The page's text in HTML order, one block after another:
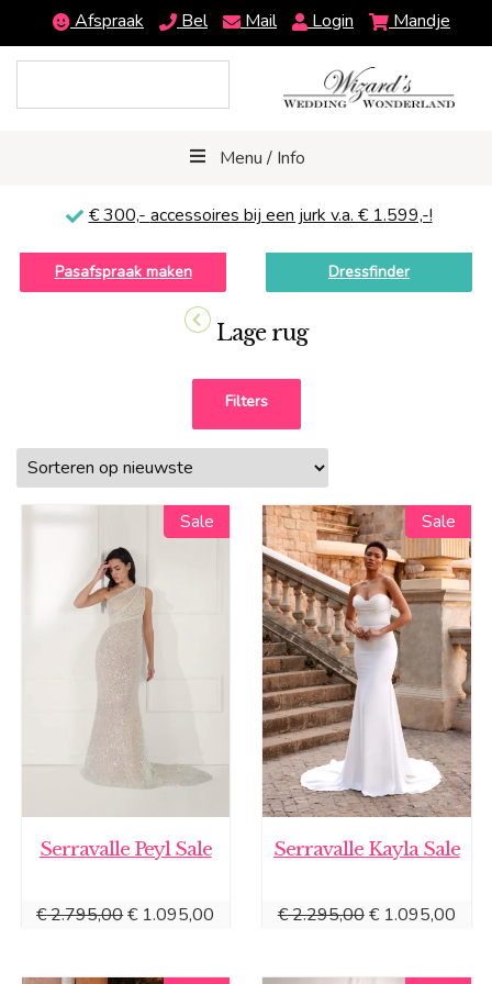
Afspraak Bel Mail Login Mandje
Menu / Info
€ 300,- accessoires bij een jurk v.a. € 1.599,-!
Pasafspraak maken Dressfinder
Lage rug
Filters
Sale
Sale
Serravalle Peyl Sale
€2.795,00Oorspronkelijke
€1.095,00
Sale
Sale
Serravalle Kayla Sale
€2.295,00Oorspronkelijke
€1.095,00